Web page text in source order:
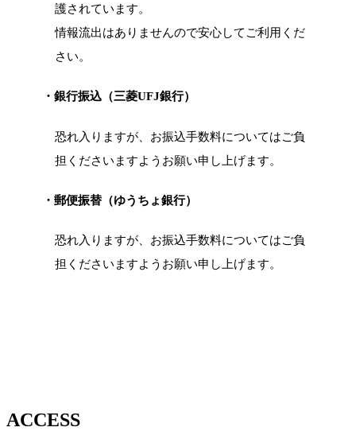
護されています。
情報流出はありませんので安心してご利用くだ
さい。
・銀行振込（三菱UFJ銀行）
恐れ入りますが、お振込手数料についてはご負
担くださいますようお願い申し上げます。
・郵便振替（ゆうちょ銀行）
恐れ入りますが、お振込手数料についてはご負
担くださいますようお願い申し上げます。
ACCESS